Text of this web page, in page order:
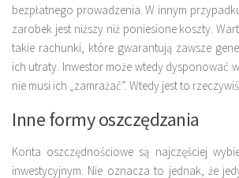
bezpłatnego prowadzenia. W innym
zarobek jest niższy niż poniesione koszty.
takie rachunki, które gwarantują zawsze
ich utraty. Inwestor może wtedy dysponować
nie musi ich „zamrażać”. Wtedy jest to
Inne formy oszczędzania
Konta oszczędnościowe są najczęściej
inwestycyjnym. Nie oznacza to jednak, że